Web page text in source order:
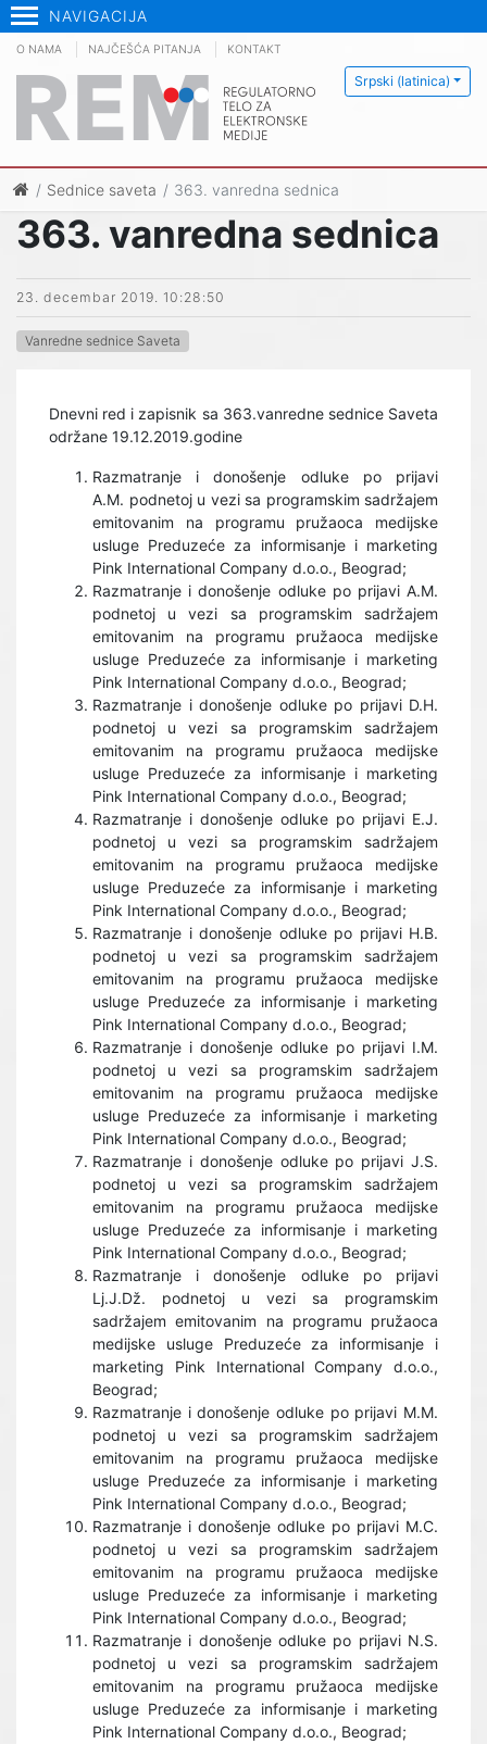
NAVIGACIJA
Srpski (latinica)
O NAMA NAJČEŠĆA PITANJA KONTAKT
Sednice saveta 363. vanredna sednica
363. vanredna sednica
23. decembar 2019. 10:28:50
Vanredne sednice Saveta
Dnevni red i zapisnik sa 363.vanredne sednice Saveta
održane 19.12.2019.godine
Razmatranje i donošenje odluke po prijavi
A.M. podnetoj u vezi sa programskim sadržajem
emitovanim na programu pružaoca medijske
usluge Preduzeće za informisanje i marketing
Pink International Company d.o.o., Beograd;
Razmatranje i donošenje odluke po prijavi A.M.
podnetoj u vezi sa programskim sadržajem
emitovanim na programu pružaoca medijske
usluge Preduzeće za informisanje i marketing
Pink International Company d.o.o., Beograd;
Razmatranje i donošenje odluke po prijavi D.H.
podnetoj u vezi sa programskim sadržajem
emitovanim na programu pružaoca medijske
usluge Preduzeće za informisanje i marketing
Pink International Company d.o.o., Beograd;
Razmatranje i donošenje odluke po prijavi E.J.
podnetoj u vezi sa programskim sadržajem
emitovanim na programu pružaoca medijske
usluge Preduzeće za informisanje i marketing
Pink International Company d.o.o., Beograd;
Razmatranje i donošenje odluke po prijavi H.B.
podnetoj u vezi sa programskim sadržajem
emitovanim na programu pružaoca medijske
usluge Preduzeće za informisanje i marketing
Pink International Company d.o.o., Beograd;
Razmatranje i donošenje odluke po prijavi I.M.
podnetoj u vezi sa programskim sadržajem
emitovanim na programu pružaoca medijske
usluge Preduzeće za informisanje i marketing
Pink International Company d.o.o., Beograd;
Razmatranje i donošenje odluke po prijavi J.S.
podnetoj u vezi sa programskim sadržajem
emitovanim na programu pružaoca medijske
usluge Preduzeće za informisanje i marketing
Pink International Company d.o.o., Beograd;
Razmatranje i donošenje odluke po prijavi
Lj.J.Dž. podnetoj u vezi sa programskim
sadržajem emitovanim na programu pružaoca
medijske usluge Preduzeće za informisanje i
marketing Pink International Company d.o.o.,
Beograd;
Razmatranje i donošenje odluke po prijavi M.M.
podnetoj u vezi sa programskim sadržajem
emitovanim na programu pružaoca medijske
usluge Preduzeće za informisanje i marketing
Pink International Company d.o.o., Beograd;
Razmatranje i donošenje odluke po prijavi M.C.
podnetoj u vezi sa programskim sadržajem
emitovanim na programu pružaoca medijske
usluge Preduzeće za informisanje i marketing
Pink International Company d.o.o., Beograd;
Razmatranje i donošenje odluke po prijavi N.S.
podnetoj u vezi sa programskim sadržajem
emitovanim na programu pružaoca medijske
usluge Preduzeće za informisanje i marketing
Pink International Company d.o.o., Beograd;